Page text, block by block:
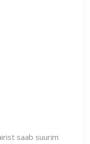
saab suurim